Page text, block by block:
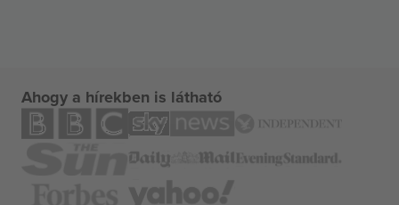
Ahogy a hírekben is látható